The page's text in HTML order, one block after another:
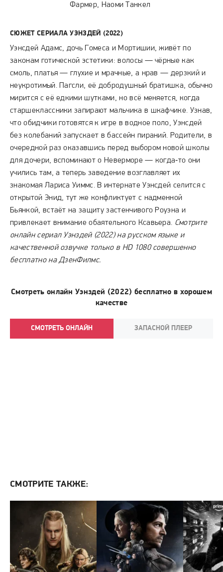
Фармер, Наоми Танкел
СЮЖЕТ СЕРИАЛА УЭНЗДЕЙ (2022)
Уэнсдей Адамс, дочь Гомеса и Мортишии, живёт по
законам готической эстетики: волосы — чёрные как
смоль, платья — глухие и мрачные, а нрав — дерзкий и
неукротимый. Пагсли, её добродушный братишка, обычно
мирится с её едкими шутками, но всё меняется, когда
старшеклассники запирают мальчика в шкафчике. Узнав,
что обидчики готовятся к игре в водное поло, Уэнсдей
без колебаний запускает в бассейн пираний. Родители, в
очередной раз оказавшись перед выбором новой школы
для дочери, вспоминают о Неверморе — когда‑то они
учились там, а теперь заведение возглавляет их
знакомая Лариса Уиммс. В интернате Уэнсдей селится с
открытой Энид, тут же конфликтует с надменной
Бьянкой, встаёт на защиту застенчивого Роуэна и
привлекает внимание обаятельного Ксавьера. Смотрите
онлайн сериал Уэнздей (2022) на русском языке и
качественной озвучке только в HD 1080 совершенно
бесплатно на ДзенФилмс.
Смотреть онлайн Уэнздей (2022) бесплатно в хорошем
качестве
СМОТРЕТЬ ОНЛАЙН ЗАПАСНОЙ ПЛЕЕР
СМОТРИТЕ ТАКЖЕ: